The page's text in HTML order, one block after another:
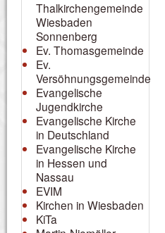
Thalkirchengemeinde
Wiesbaden
Sonnenberg
Ev. Thomasgemeinde
Ev.
Versöhnungsgemeinde
Evangelische
Jugendkirche
Evangelische Kirche
in Deutschland
Evangelische Kirche
in Hessen und
Nassau
EVIM
Kirchen in Wiesbaden
KiTa